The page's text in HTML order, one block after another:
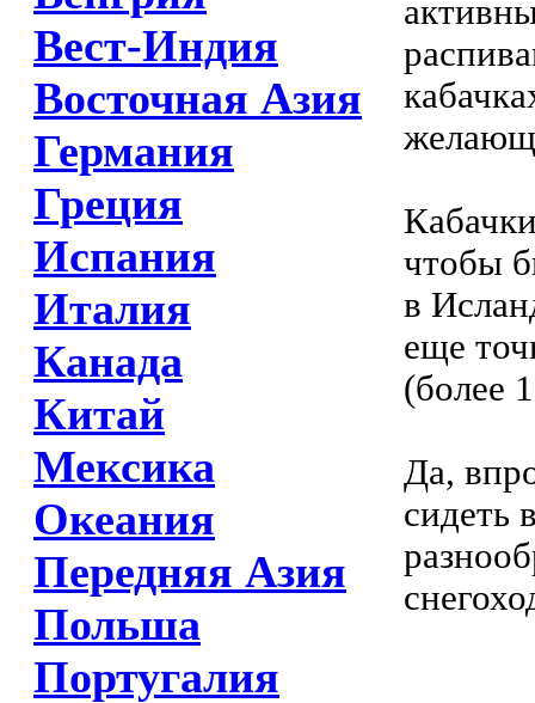
Вест-Индия
Восточная Азия
Германия
Греция
Испания
Италия
Канада
Китай
Мексика
Океания
Передняя Азия
Польша
Португалия
чтобы
в
еще
(более
Да,
сидеть